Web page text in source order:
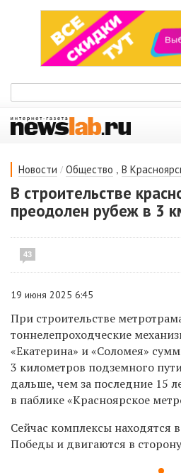
Новости / Общество , В
В строительстве
преодолен рубеж в 3
43
19 июня 2025 6:45
При строительстве
тоннелепроходческие
«Екатерина» и «Соломея»
3 километров подземного
дальше, чем за последние 15
в паблике «Красноярское
Сейчас комплексы находятся
Победы и двигаются в